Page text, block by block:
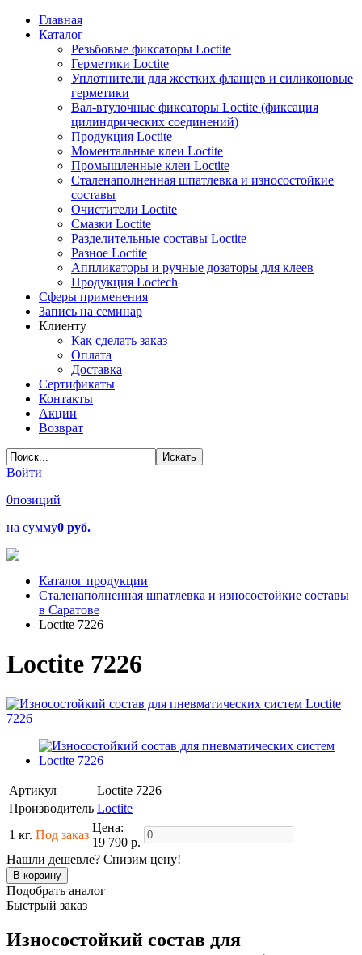
Главная
Каталог
Резьбовые фиксаторы Loctite
Герметики Loctite
Уплотнители для жестких фланцев и силиконовые
герметики
Вал-втулочные фиксаторы Loctite (фиксация
цилиндрических соединений)
Продукция Loctite
Моментальные клеи Loctite
Промышленные клеи Loctite
Сталенаполненная шпатлевка и износостойкие
составы
Очистители Loctite
Смазки Loctite
Разделительные составы Loctite
Разное Loctite
Аппликаторы и ручные дозаторы для клеев
Продукция Loctech
Сферы применения
Запись на семинар
Клиенту
Как сделать заказ
Оплата
Доставка
Сертификаты
Контакты
Акции
Возврат
Войти
0позиций
на сумму0 руб.
Каталог продукции
Сталенаполненная шпатлевка и износостойкие составы
в Саратове
Loctite 7226
Loctite 7226
Артикул
Loctite 7226
Производитель Loctite
1 кг. Под заказ
Цена:
19 790 р.
Нашли дешевле? Снизим цену!
Подобрать аналог
Быстрый заказ
Износостойкий состав для